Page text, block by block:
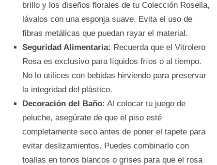
brillo y los diseños florales de tu Colección Rosella,
lávalos con una esponja suave. Evita el uso de
fibras metálicas que puedan rayar el material.
Seguridad Alimentaria: Recuerda que el Vitrolero
Rosa es exclusivo para líquidos fríos o al tiempo.
No lo utilices con bebidas hirviendo para preservar
la integridad del plástico.
Decoración del Baño: Al colocar tu juego de
peluche, asegúrate de que el piso esté
completamente seco antes de poner el tapete para
evitar deslizamientos. Puedes combinarlo con
toallas en tonos blancos o grises para que el rosa